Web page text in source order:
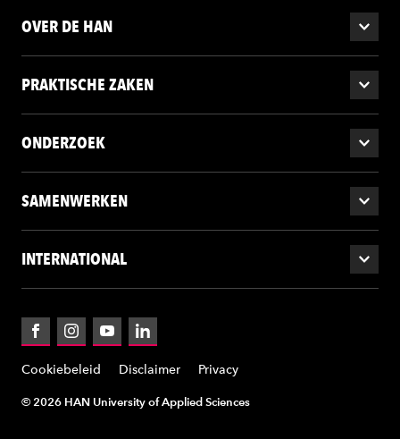
OVER DE HAN
PRAKTISCHE ZAKEN
ONDERZOEK
SAMENWERKEN
INTERNATIONAL
FacebookInstagramYouTubeLinkedIn
Cookiebeleid Disclaimer Privacy
© 2026 HAN University of Applied Sciences